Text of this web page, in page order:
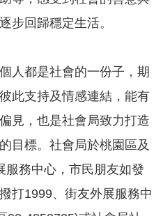
步回歸穩定生活。
人都是社會的一份子，期
此支持及情感連結，能有
見，也是社會局致力打造
目標。社會局於桃園區及
服務中心，市民朋友如發
打1999、街友外展服務中